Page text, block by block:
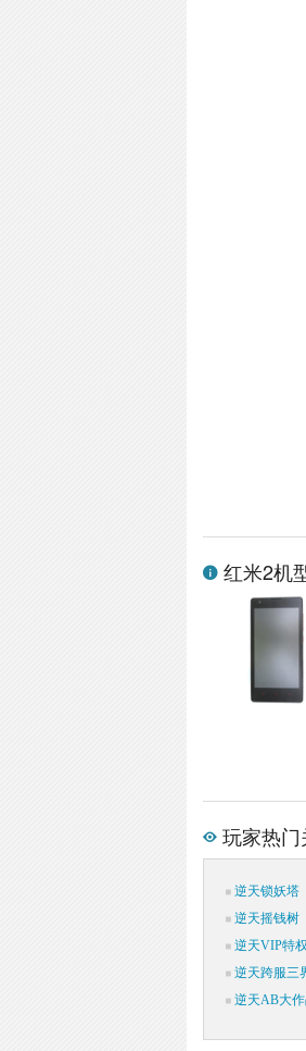
红米2机
玩家热门
逆天锁妖塔
逆天摇钱树
逆天VIP特权
逆天跨服三
逆天AB大